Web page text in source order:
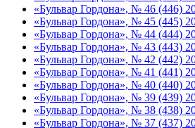
«Бульвар Гордона», № 46 (446)
«Бульвар Гордона», № 45 (445)
«Бульвар Гордона», № 44 (444)
«Бульвар Гордона», № 43 (443)
«Бульвар Гордона», № 42 (442)
«Бульвар Гордона», № 41 (441)
«Бульвар Гордона», № 40 (440)
«Бульвар Гордона», № 39 (439)
«Бульвар Гордона», № 38 (438)
«Бульвар Гордона», № 37 (437)